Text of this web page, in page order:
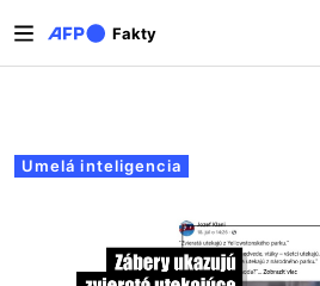
Fakty
Primárne karty
Umelá inteligencia